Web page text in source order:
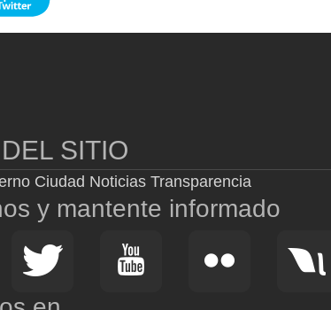
SITIO
Ciudad Noticias Transparencia
y mantente informado